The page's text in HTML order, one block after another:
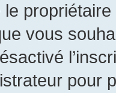
vous
pour